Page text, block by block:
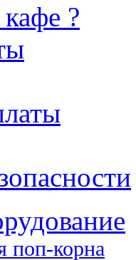
?
поп-корна